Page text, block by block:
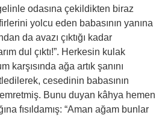
odasına çekildikten biraz
yolcu eden babasının yanına
da avazı çıktığı kadar
dul çıktı!”. Herkesin kulak
karşısında ağa artık şanını
cesedinin babasının
emretmiş. Bunu duyan kâhya hemen
fısıldamış: “Aman ağam bunlar